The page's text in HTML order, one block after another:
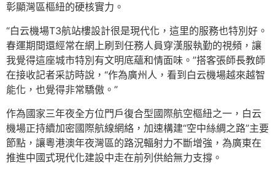
彰顯灣區樞紐的硬核實力。
“白云機場T3航站樓設計很是現代化，這里的服務也特別好。
春運期間還經常在網上刷到任務人員穿漢服執勤的視頻，讓
我覺得這座城市特別有文明底蘊和情面味。”搭客張師長教師
在接收記者采訪時說，“作為廣州人，看到白云機場越來越智
能化，也覺得非常驕傲。”
作為國家三年夜全方位門戶復合型國際航空樞紐之一，白云
機場正持續加密國際航線網絡，加速構建“空中絲綢之路”主要
節點，讓粵港澳年夜灣區的路況輻射力不斷增強，為廣東在
推進中國式現代化建設中走在前列供給無力支撐。